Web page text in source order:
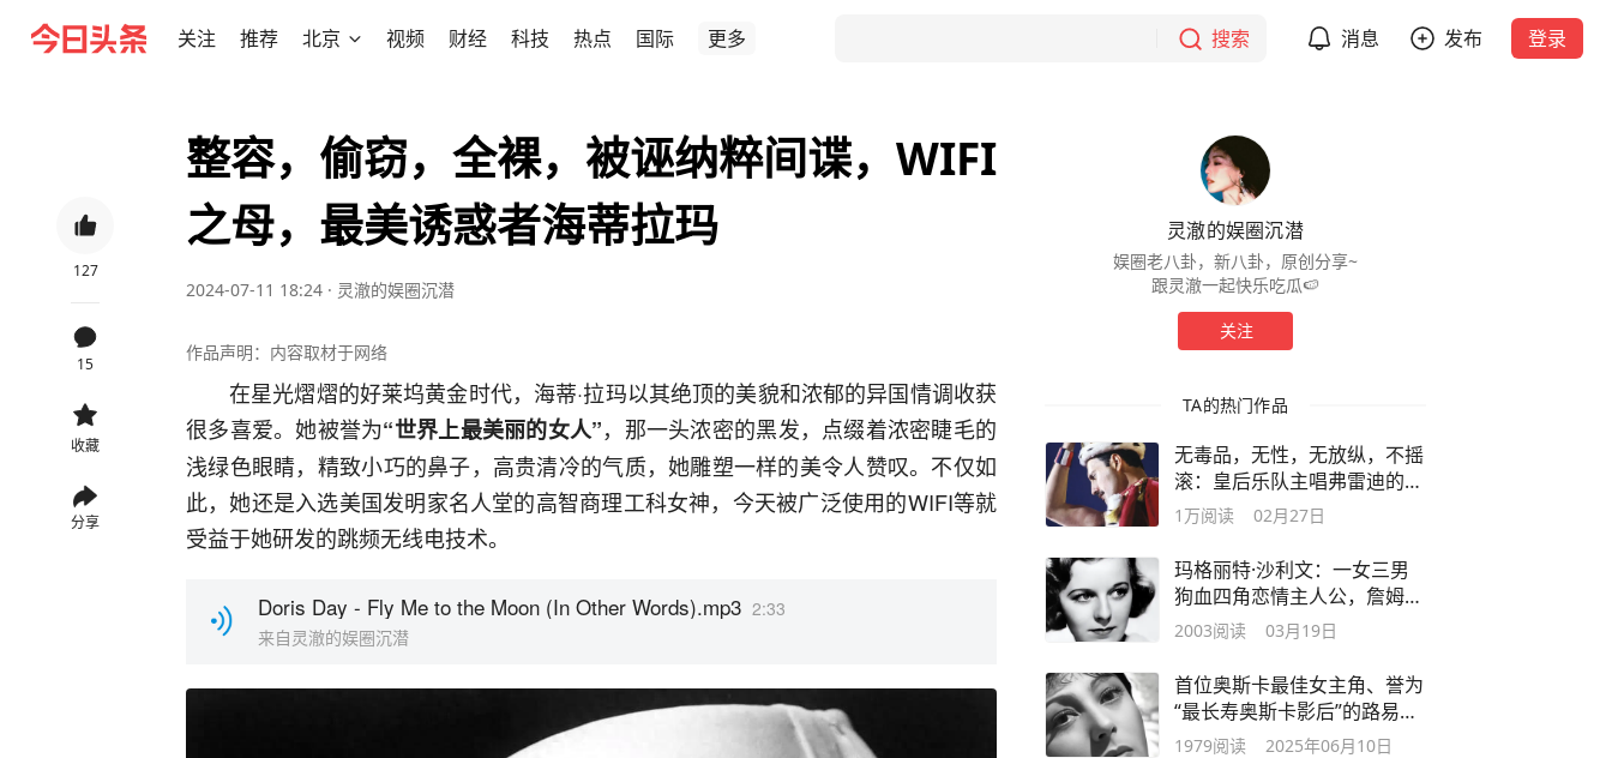
关注 推荐 北京 视频 财经 科技 热点 国际 更多 搜索 消息 发布 登录
127
15
收藏
分享
整容，偷窃，全裸，被诬纳粹间谍，WIFI
之母，最美诱惑者海蒂拉玛
2024-07-11 18:24 · 灵澈的娱圈沉潜
作品声明：内容取材于网络
在星光熠熠的好莱坞黄金时代，海蒂·拉玛以其绝顶的美貌和浓郁的异国情调收获
很多喜爱。她被誉为“世界上最美丽的女人”，那一头浓密的黑发，点缀着浓密睫毛的
浅绿色眼睛，精致小巧的鼻子，高贵清冷的气质，她雕塑一样的美令人赞叹。不仅如
此，她还是入选美国发明家名人堂的高智商理工科女神，今天被广泛使用的WIFI等就
受益于她研发的跳频无线电技术。
Doris Day - Fly Me to the Moon (In Other Words).mp3 2:33
来自灵澈的娱圈沉潜
灵澈的娱圈沉潜
娱圈老八卦，新八卦，原创分享~
跟灵澈一起快乐吃瓜🍉
关注
TA的热门作品
无毒品，无性，无放纵，不摇
滚：皇后乐队主唱弗雷迪的悲
喜人生
1万阅读 02月27日
玛格丽特·沙利文：一女三男
狗血四角恋情主人公，詹姆斯
红颜知己
2003阅读 03月19日
首位奥斯卡最佳女主角、誉为
“最长寿奥斯卡影后”的路易斯·
赖纳
1979阅读 2025年06月10日